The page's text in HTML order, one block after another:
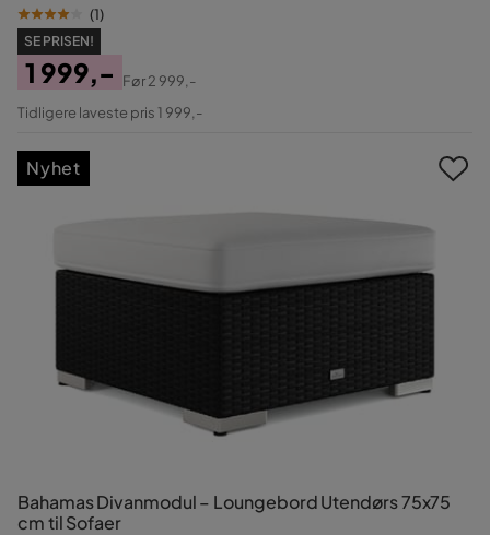
(1)
SE PRISEN!
Pris
1 999,-
Original
Før2 999,-
Tidligere laveste pris 1 999,-
Bahamas Divanmodul – Loungebord Utendørs 75x75
cm til Sofaer
Nyhet